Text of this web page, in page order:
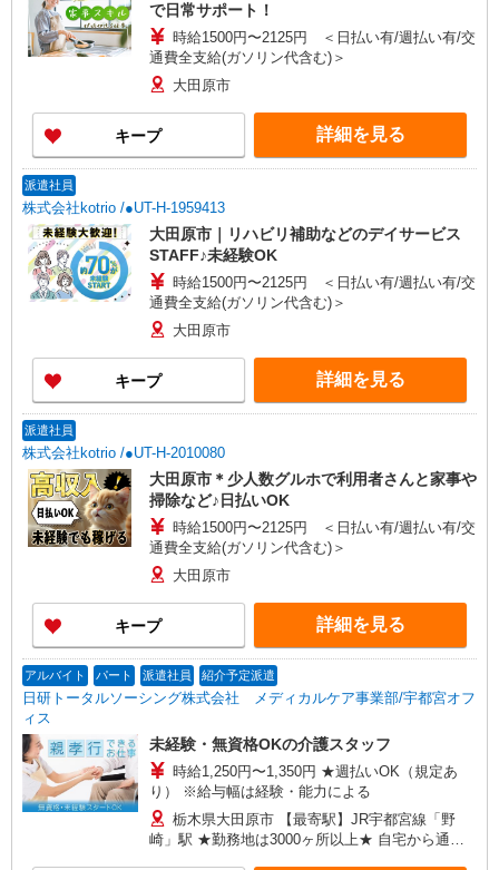
で日常サポート！
時給1500円〜2125円 ＜日払い有/週払い有/交
通費全支給(ガソリン代含む)＞
大田原市
キープ 詳細を見る
派遣社員
株式会社kotrio /●UT-H-1959413
大田原市｜リハビリ補助などのデイサービス
STAFF♪未経験OK
時給1500円〜2125円 ＜日払い有/週払い有/交
通費全支給(ガソリン代含む)＞
大田原市
キープ 詳細を見る
派遣社員
株式会社kotrio /●UT-H-2010080
大田原市＊少人数グルホで利用者さんと家事や
掃除など♪日払いOK
時給1500円〜2125円 ＜日払い有/週払い有/交
通費全支給(ガソリン代含む)＞
大田原市
キープ 詳細を見る
アルバイト パート 派遣社員 紹介予定派遣
日研トータルソーシング株式会社 メディカルケア事業部/宇都宮オフ
ィス
未経験・無資格OKの介護スタッフ
時給1,250円〜1,350円 ★週払いOK（規定あ
り） ※給与幅は経験・能力による
栃木県大田原市 【最寄駅】JR宇都宮線「野
崎」駅 ★勤務地は3000ヶ所以上★ 自宅から通い